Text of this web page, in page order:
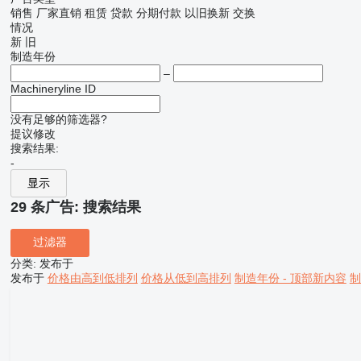
销售 厂家直销 租赁 贷款 分期付款 以旧换新 交换
情况
新 旧
制造年份
–
Machineryline ID
没有足够的筛选器?
提议修改
搜索结果:
-
显示
29 条广告: 搜索结果
过滤器
分类: 发布于
发布于 价格由高到低排列 价格从低到高排列 制造年份 - 顶部新内容